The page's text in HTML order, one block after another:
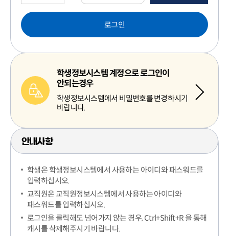
로그인
학생정보시스템 계정으로 로그인이
안되는경우
학생정보시스템에서 비밀번호를 변경하시기
바랍니다.
안내사항
학생은 학생정보시스템에서 사용하는 아이디와 패스워드를
입력하십시오.
교직원은 교직원정보시스템에서 사용하는 아이디와
패스워드를 입력하십시오.
로그인을 클릭해도 넘어가지 않는 경우, Ctrl+Shift+R 을 통해
캐시를 삭제해주시기 바랍니다.